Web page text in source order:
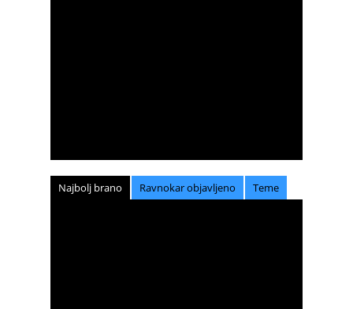
Najbolj brano Ravnokar objavljeno Teme